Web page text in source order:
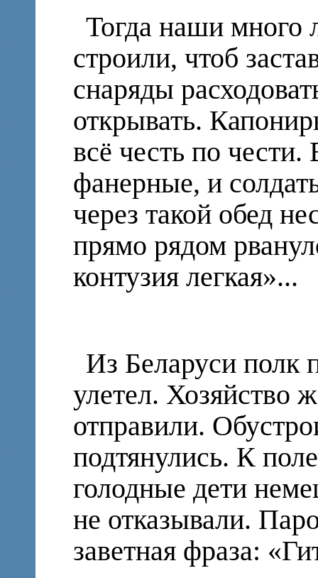
Тогда наши много
строили, чтоб
снаряды
открывать.
всё честь по
фанерные, и
через такой обед
прямо рядом
контузия легкая»...
Из Беларуси полк
улетел. Хозяйство
отправили.
подтянулись. К
голодные дети
не отказывали.
заветная фраза: